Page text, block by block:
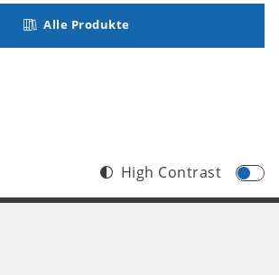
Alle Produkte
High Contrast